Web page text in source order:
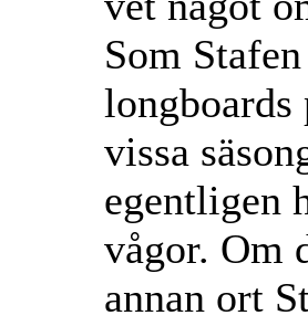
Som
vissa
egentligen
vågor. Om
annan ort